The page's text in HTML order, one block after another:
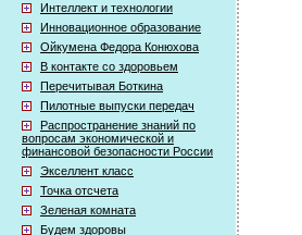
Интеллект и технологии
Инновационное образование
Ойкумена Федора Конюхова
В контакте со здоровьем
Перечитывая Боткина
Пилотные выпуски передач
Распространение знаний по
вопросам экономической и
финансовой безопасности России
Экселлент класс
Точка отсчета
Зеленая комната
Будем здоровы